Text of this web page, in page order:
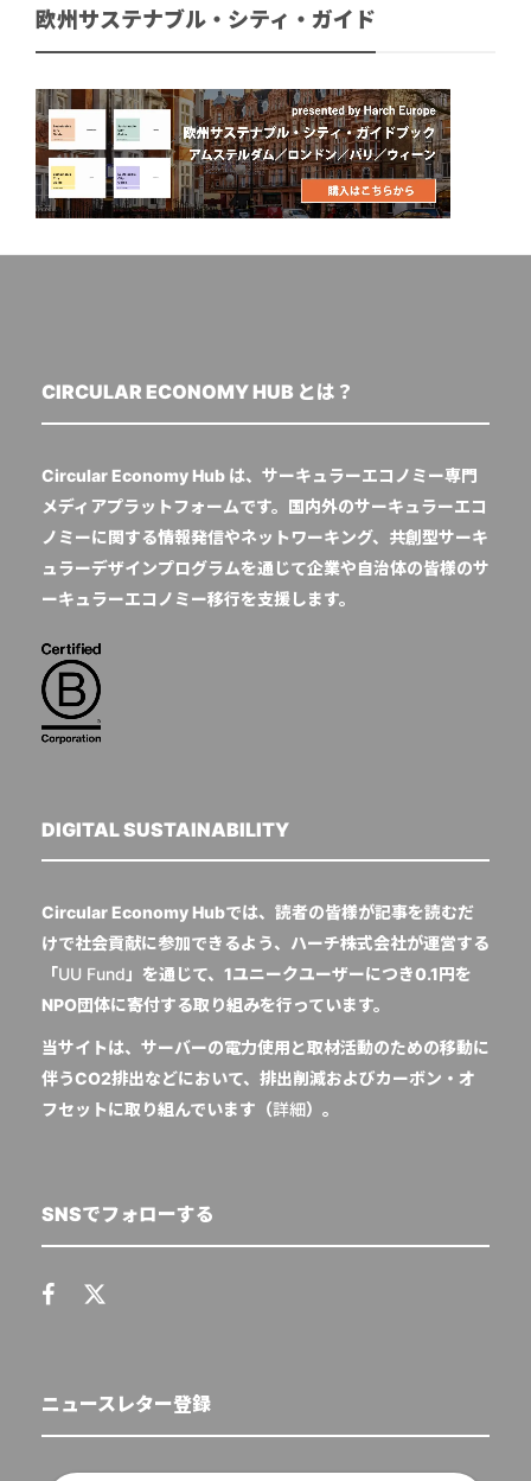
欧州サステナブル・シティ・ガイド
CIRCULAR ECONOMY HUB とは？
Circular Economy Hub は、サーキュラーエコノミー専門
メディアプラットフォームです。国内外のサーキュラーエコ
ノミーに関する情報発信やネットワーキング、共創型サーキ
ュラーデザインプログラムを通じて企業や自治体の皆様のサ
ーキュラーエコノミー移行を支援します。
DIGITAL SUSTAINABILITY
Circular Economy Hubでは、読者の皆様が記事を読むだ
けで社会貢献に参加できるよう、ハーチ株式会社が運営する
「UU Fund 」を通じて、1ユニークユーザーにつき0.1円を
NPO団体に寄付する取り組みを行っています。
当サイトは、サーバーの電力使用と取材活動のための移動に
伴うCO2排出などにおいて、排出削減およびカーボン・オ
フセットに取り組んでいます（詳細）。
SNSでフォローする
ニュースレター登録